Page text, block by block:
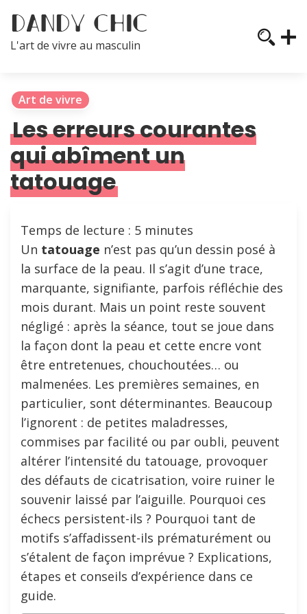
L'art de vivre au masculin
Art de vivre
Les erreurs courantes
qui abîment un
tatouage
Temps de lecture : 5 minutes
Un tatouage n’est pas qu’un dessin posé à
la surface de la peau. Il s’agit d’une trace,
marquante, signifiante, parfois réfléchie des
mois durant. Mais un point reste souvent
négligé : après la séance, tout se joue dans
la façon dont la peau et cette encre vont
être entretenues, chouchoutées… ou
malmenées. Les premières semaines, en
particulier, sont déterminantes. Beaucoup
l’ignorent : de petites maladresses,
commises par facilité ou par oubli, peuvent
altérer l’intensité du tatouage, provoquer
des défauts de cicatrisation, voire ruiner le
souvenir laissé par l’aiguille. Pourquoi ces
échecs persistent-ils ? Pourquoi tant de
motifs s’affadissent-ils prématurément ou
s’étalent de façon imprévue ? Explications,
étapes et conseils d’expérience dans ce
guide.